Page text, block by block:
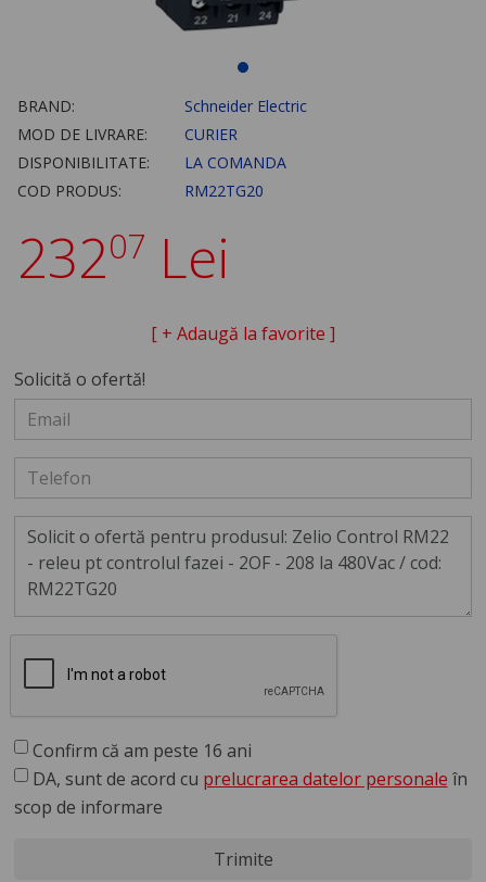
BRAND:
Schneider Electric
MOD DE LIVRARE:
CURIER
DISPONIBILITATE:
LA COMANDA
COD PRODUS:
RM22TG20
23207 Lei
[ + Adaugă la favorite ]
Solicită o ofertă!
Confirm că am peste 16 ani
DA, sunt de acord cu prelucrarea datelor personale în
scop de informare
Trimite